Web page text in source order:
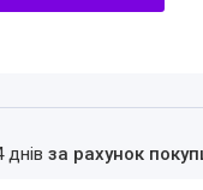
днівза рахунок